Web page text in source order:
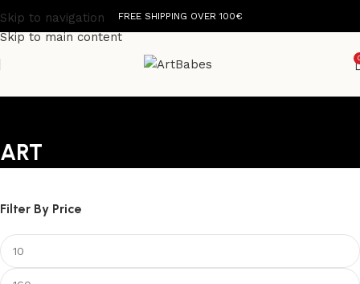
Skip to navigation
Skip to main content
FREE SHIPPING OVER 100€
ART
Filter By Price